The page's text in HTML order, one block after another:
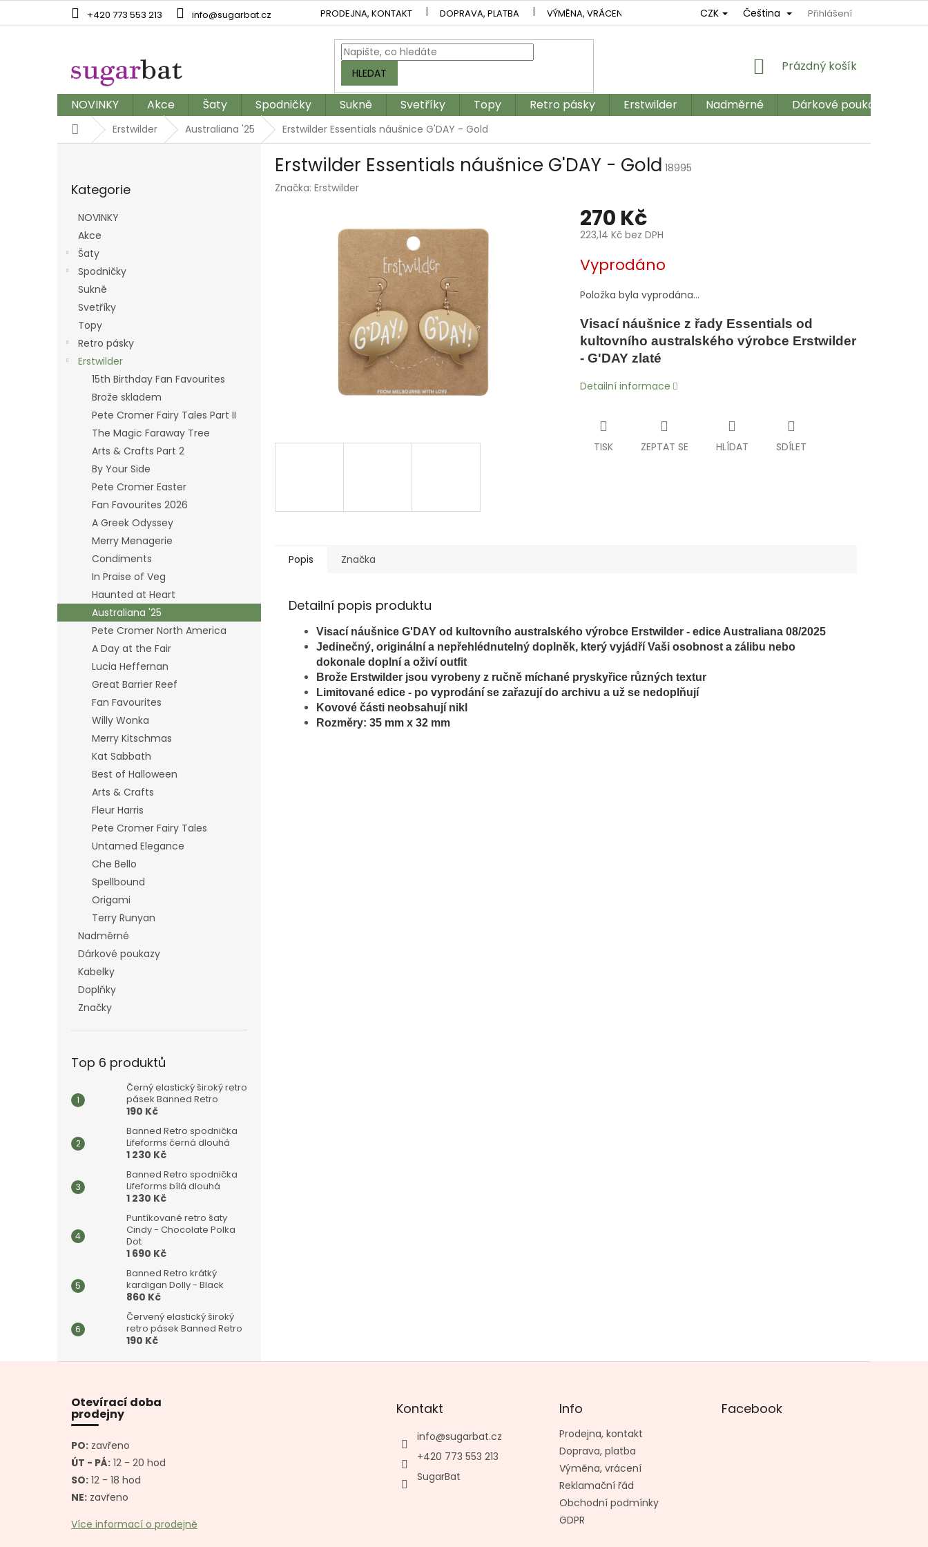
+420 773 553 213 info@sugarbat.cz PRODEJNA, KONTAKT DOPRAVA, PLATBA VÝMĚNA, VRÁCENÍ REKLAMAČNÍ ŘÁD OBCHODNÍ PODMÍNKY
CZK Čeština Přihlášení
HLEDAT
NÁKUPNÍ
Prázdný košík
NOVINKY Akce Šaty Spodničky Sukně Svetříky Topy Retro pásky Erstwilder Nadměrné Dárkové poukazy
DomůErstwilder Australiana '25 Erstwilder Essentials náušnice G'DAY - Gold
kategorie
Kategorie
NOVINKY
Akce
Šaty
Spodničky
Sukně
Svetříky
Topy
Retro pásky
Erstwilder
15th Birthday Fan Favourites
Brože skladem
Pete Cromer Fairy Tales Part II
The Magic Faraway Tree
Arts & Crafts Part 2
By Your Side
Pete Cromer Easter
Fan Favourites 2026
A Greek Odyssey
Merry Menagerie
Condiments
In Praise of Veg
Haunted at Heart
Australiana '25
Pete Cromer North America
A Day at the Fair
Lucia Heffernan
Great Barrier Reef
Fan Favourites
Willy Wonka
Merry Kitschmas
Kat Sabbath
Best of Halloween
Arts & Crafts
Fleur Harris
Pete Cromer Fairy Tales
Untamed Elegance
Che Bello
Spellbound
Origami
Terry Runyan
Nadměrné
Dárkové poukazy
Kabelky
Doplňky
Značky
Top 6 produktů
Černý elastický široký retro
pásek Banned Retro
190 Kč
Banned Retro spodnička
Lifeforms černá dlouhá
1 230 Kč
Banned Retro spodnička
Lifeforms bílá dlouhá
1 230 Kč
Puntíkované retro šaty
Cindy - Chocolate Polka
Dot
1 690 Kč
Banned Retro krátký
kardigan Dolly - Black
860 Kč
Červený elastický široký
retro pásek Banned Retro
190 Kč
Erstwilder Essentials náušnice G'DAY - Gold 18995
Značka: Erstwilder
270 Kč
223,14 Kč bez DPH
cena:
Vyprodáno
Položka byla vyprodána…
Visací náušnice z řady Essentials od
kultovního australského výrobce Erstwilder
- G'DAY zlaté
Detailní informace
TISK ZEPTAT SE HLÍDAT SDÍLET
Popis Značka
Detailní popis produktu
Visací náušnice G'DAY od kultovního australského výrobce Erstwilder - edice Australiana 08/2025
Jedinečný, originální a nepřehlédnutelný doplněk, který vyjádří Vaši osobnost a zálibu nebo
dokonale doplní a oživí outfit
Brože Erstwilder jsou vyrobeny z ručně míchané pryskyřice různých textur
Limitované edice - po vyprodání se zařazují do archivu a už se nedoplňují
Kovové části neobsahují nikl
Rozměry: 35 mm x 32 mm
Otevírací doba
prodejny
PO: zavřeno
ÚT - PÁ: 12 - 20 hod
SO: 12 - 18 hod
NE: zavřeno
Více informací o prodejně
Kontakt
info@sugarbat.cz
+420 773 553 213
SugarBat
Info
Prodejna, kontakt
Doprava, platba
Výměna, vrácení
Reklamační řád
Obchodní podmínky
GDPR
Facebook